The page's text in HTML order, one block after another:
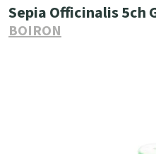
Sepia Officinalis 5ch
BOIRON